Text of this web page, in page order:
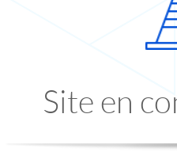
Site en